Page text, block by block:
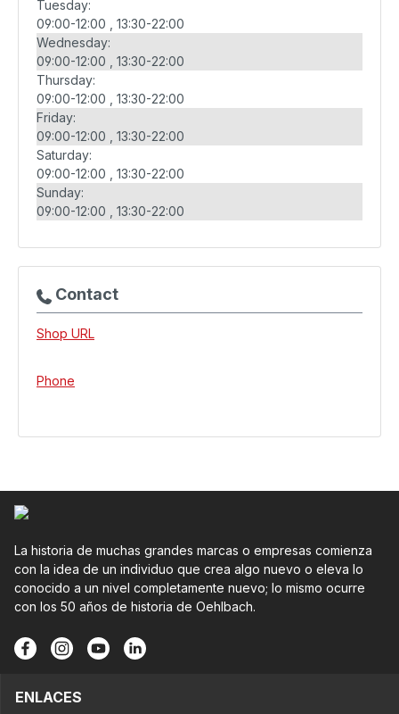
Tuesday:
09:00-12:00
13:30-22:00
Wednesday:
09:00-12:00
13:30-22:00
Thursday:
09:00-12:00
13:30-22:00
Friday:
09:00-12:00
13:30-22:00
Saturday:
09:00-12:00
13:30-22:00
Sunday:
09:00-12:00
13:30-22:00
Contact
Shop URL
Phone
La historia de muchas grandes marcas o empresas comienza
con la idea de un individuo que crea algo nuevo o eleva lo
conocido a un nivel completamente nuevo; lo mismo ocurre
con los 50 años de historia de Oehlbach.
ENLACES